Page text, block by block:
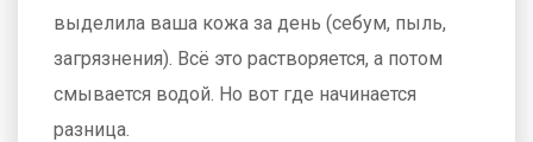
выделила ваша кожа за день (себум, пыль,
загрязнения). Всё это растворяется, а потом
смывается водой. Но вот где начинается
разница.